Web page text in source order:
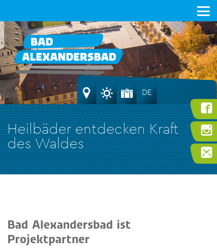
Heilbäder entdecken Kraft
des Waldes
DE
Bad Alexandersbad ist
Projektpartner